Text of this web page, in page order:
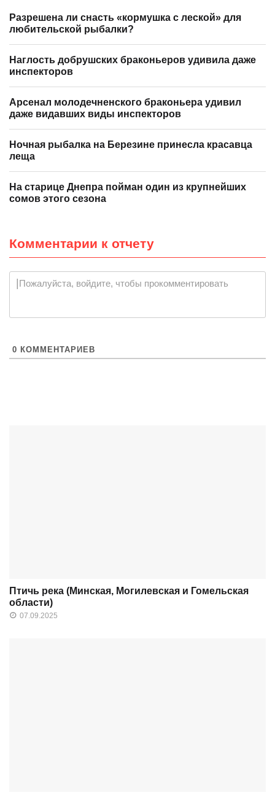
Разрешена ли снасть «кормушка с леской» для
любительской рыбалки?
Наглость добрушских браконьеров удивила даже
инспекторов
Арсенал молодечненского браконьера удивил
даже видавших виды инспекторов
Ночная рыбалка на Березине принесла красавца
леща
На старице Днепра пойман один из крупнейших
сомов этого сезона
Комментарии к отчету
Пожалуйста, войдите, чтобы прокомментировать
0 КОММЕНТАРИЕВ
Птичь река (Минская, Могилевская и Гомельская
области)
07.09.2025